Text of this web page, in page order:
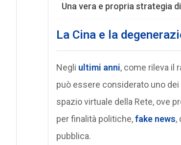
Una vera e propria strategia
La Cina e la
Negli ultimi anni, come rileva il
può essere considerato uno
spazio virtuale della Rete, ove
per finalità politiche,fake news,
pubblica.